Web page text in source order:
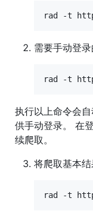
需要手动登
执行以上命令会
供手动登录。 在
续爬取。
将爬取基本